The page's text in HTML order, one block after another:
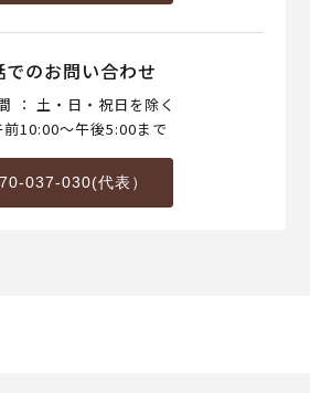
でのお問い合わせ
： 土・日・祝日を除く
前10:00～午後5:00まで
037-030(代表）